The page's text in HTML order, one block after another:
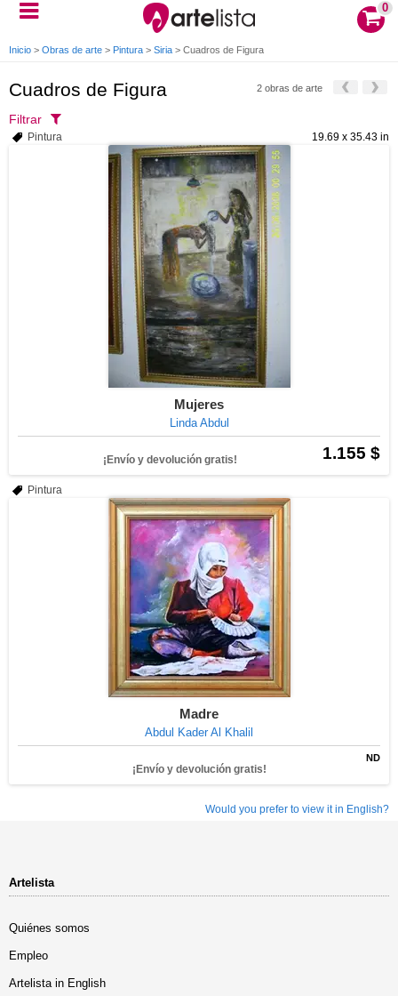
0
Inicio > Obras de arte > Pintura > Siria > Cuadros de Figura
Cuadros de Figura 2 obras de arte
Filtrar
19.69 x 35.43 in
Pintura
Mujeres
Linda Abdul
1.155 $
¡Envío y devolución gratis!
Pintura
Madre
Abdul Kader Al Khalil
ND
¡Envío y devolución gratis!
Would you prefer to view it in English?
Artelista
Quiénes somos
Empleo
Artelista in English